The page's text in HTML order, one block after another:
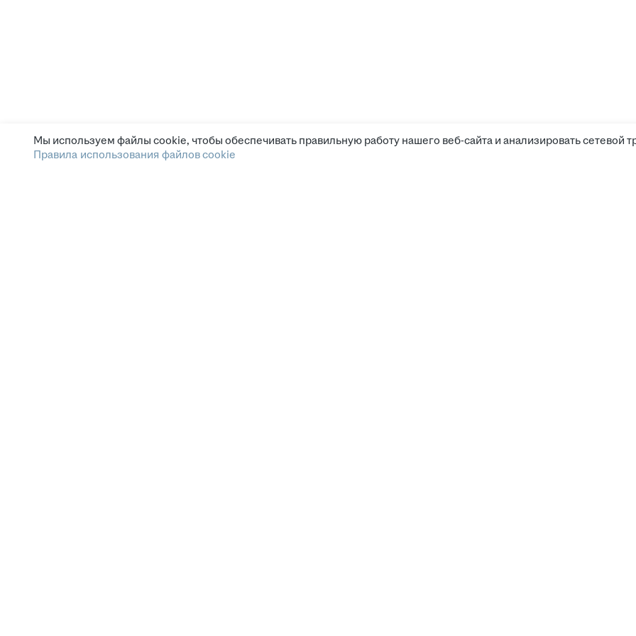
Мы используем файлы cookie, чтобы обеспечивать правильную работу нашего веб-сайта и анализировать сетевой
Правила использования файлов cookie